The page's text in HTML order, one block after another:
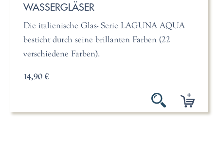
WASSERGLÄSER
Die italienische Glas- Serie LAGUNA AQUA
besticht durch seine brillanten Farben (22
verschiedene Farben).
14,90 €